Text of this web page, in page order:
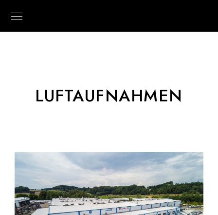
LUFTAUFNAHMEN